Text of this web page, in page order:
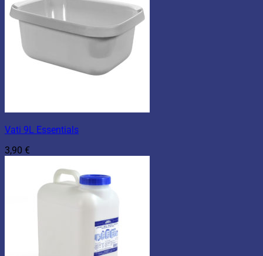
Vati 9L Essentials
3,90 €